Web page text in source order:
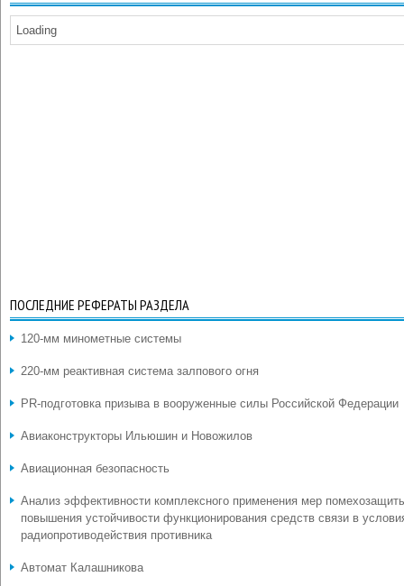
Loading
ПОСЛЕДНИЕ РЕФЕРАТЫ РАЗДЕЛА
120-мм минометные системы
220-мм реактивная система залпового огня
PR-подготовка призыва в вооруженные силы Российской Федерации
Авиаконструкторы Ильюшин и Новожилов
Авиационная безопасность
Анализ эффективности комплексного применения мер
повышения устойчивости функционирования средств связи в
радиопротиводействия противника
Автомат Калашникова